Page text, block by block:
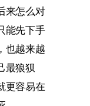
来怎么对
能先下手
也越来越
最狼狈
更容易在